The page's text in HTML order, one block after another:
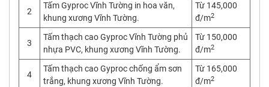
2
Tấm Gyproc Vĩnh Tường in hoa văn,
khung xương Vĩnh Tường.
Từ 145,000
đ/m2
3
Tấm thạch cao Gyproc Vĩnh Tường phủ
nhựa PVC, khung xương Vĩnh Tường.
Từ 150,000
đ/m2
4
Tấm thạch cao Gyproc chống ẩm sơn
trắng, khung xương Vĩnh Tường.
Từ 165,000
đ/m2